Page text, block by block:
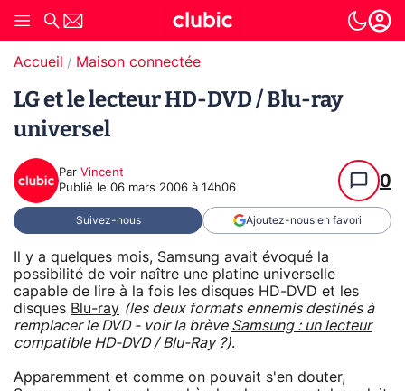
Accueil Maison connectée
LG et le lecteur HD-DVD / Blu-ray
universel
Par Vincent
Publié le 06 mars 2006 à 14h06 0
Suivez-nous Ajoutez-nous en favori
Il y a quelques mois, Samsung avait évoqué la
possibilité de voir naître une platine universelle
capable de lire à la fois les disques HD-DVD et les
disques Blu-ray (les deux formats ennemis destinés à
remplacer le DVD - voir la brève Samsung : un lecteur
compatible HD-DVD / Blu-Ray ?).
Apparemment et comme on pouvait s'en douter,